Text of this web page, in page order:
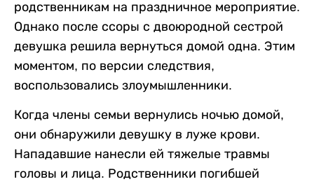
родственникам на праздничное мероприятие.
Однако после ссоры с двоюродной сестрой
девушка решила вернуться домой одна. Этим
моментом, по версии следствия,
воспользовались злоумышленники.
Когда члены семьи вернулись ночью домой,
они обнаружили девушку в луже крови.
Нападавшие нанесли ей тяжелые травмы
головы и лица. Родственники погибшей